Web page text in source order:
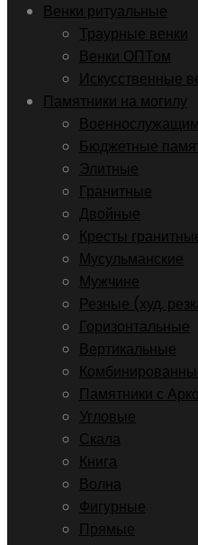
Венки ритуальные
Траурные венки
Венки ОПТом
Искусственные
Памятники на могилу
Военнослужащим
Бюджетные
Элитные
Гранитные
Двойные
Кресты
Мусульманские
Мужчине
Резные (худ.
Горизонтальные
Вертикальные
Памятники с
Угловые
Скала
Книга
Волна
Фигурные
Прямые